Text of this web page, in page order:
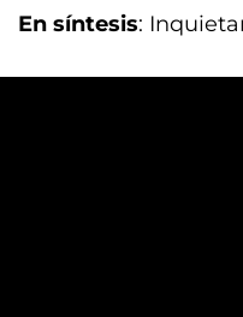
En síntesis: